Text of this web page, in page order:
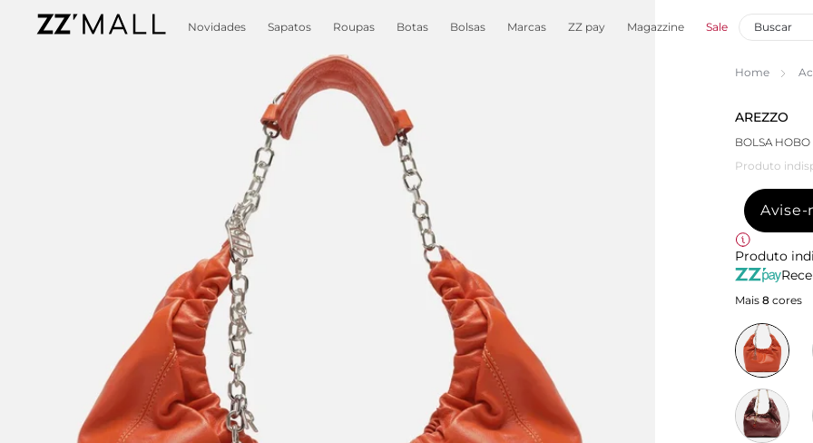
Novidades Sapatos Roupas Botas Bolsas Marcas ZZ pay Magazzine Sale
Home
AREZZO
BOLSA
Produto
Avise-
Produto
Mais 8 cores